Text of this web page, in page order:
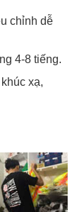
chỉnh dễ
4-8 tiếng.
xạ,